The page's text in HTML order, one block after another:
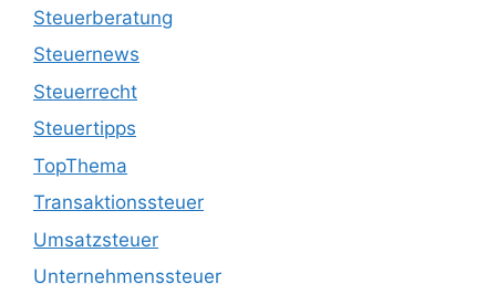
Steuerberatung
Steuernews
Steuerrecht
Steuertipps
TopThema
Transaktionssteuer
Umsatzsteuer
Unternehmenssteuer